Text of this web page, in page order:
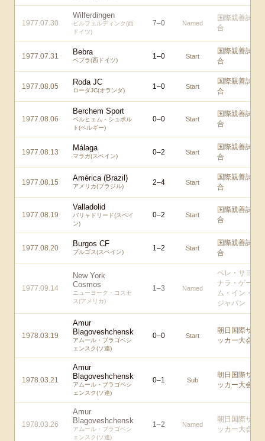
1977.07.30
Wilferdingen
ビルフェルディンク(西
ドイツ)
7–0 Named
国際親善試
合
1977.07.31 Bebra
ベブラ(西ドイツ) 1–0 Start
国際親善試
合
1977.08.05 Roda JC
ローダJC(オランダ) 1–0 Start
国際親善試
合
1977.08.06
Berchem Sport
ベルヒェム・シュポル
ト(ベルギー)
0–0 Start
国際親善試
合
1977.08.13 Málaga
マラガ(スペイン) 0–2 Start
国際親善試
合
1977.08.15 América (Brazil)
アメリカ(ブラジル) 2–4 Start
国際親善試
合
1977.08.19
Valladolid
バリャドリード(スペイ
ン)
0–2 Start
国際親善試
合
1977.08.20 Burgos CF
ブルゴス(スペイン) 1–2 Start
国際親善試
合
1977.09.14
New York
Cosmos
ニューヨーク・コスモ
ス(アメリカ)
1–3 Named
ペレ・サヨ
ナラ・ゲー
ム・イン・
ジャパン
1978.03.19
Amur
Blagoveshchensk
アムール・ブラゴベシ
ェンスク(ソ連)
0–0 Start
朝日国際サ
ッカー大会
1978.03.21
Amur
Blagoveshchensk
アムール・ブラゴベシ
ェンスク(ソ連)
0–1 Sub
朝日国際サ
ッカー大会
1978.03.26
Amur
Blagoveshchensk
アムール・ブラゴベシ
ェンスク(ソ連)
1–2 Named
朝日国際サ
ッカー大会